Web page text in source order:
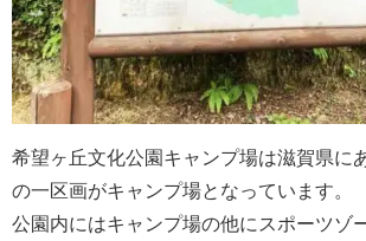
希望ヶ丘文化公園キャンプ場は滋賀県に
の一区画がキャンプ場となっています。
公園内にはキャンプ場の他にスポーツゾ